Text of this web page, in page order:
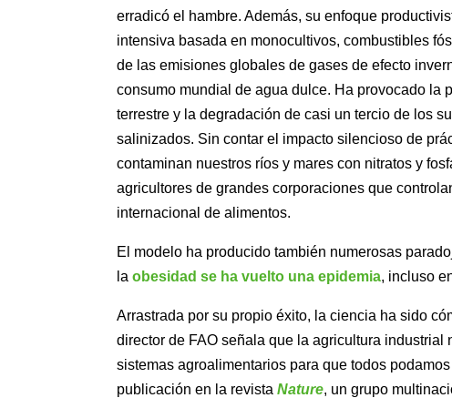
erradicó el hambre. Además, su enfoque
intensiva basada en monocultivos, combustibles
de las emisiones globales de gases de efecto
consumo mundial de agua dulce. Ha provocado la
terrestre y la degradación de casi un tercio de los
salinizados. Sin contar el impacto silencioso de
contaminan nuestros ríos y mares con nitratos y
agricultores de grandes corporaciones que
internacional de alimentos.
El modelo ha producido también numerosas
laobesidad se ha vuelto una epidemia, incluso
Arrastrada por su propio éxito, la ciencia ha sido
director de FAO señala que la agricultura
sistemas agroalimentarios para que todos
publicación en la revistaNature, un grupo